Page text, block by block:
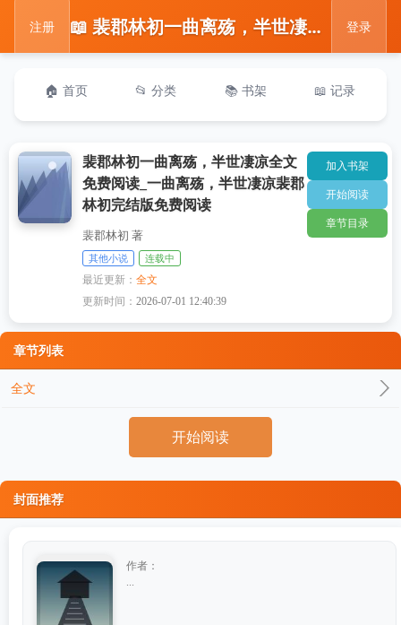
注册 📖 裴郡林初一曲离殇，半世凄凉全文免费阅读_一曲离殇，半世凄凉裴郡林初完结版免费阅读 登录
🏠 首页 📂 分类 📚 书架 📖 记录
裴郡林初一曲离殇，半世凄凉全文
免费阅读_一曲离殇，半世凄凉裴郡
林初完结版免费阅读
裴郡林初 著
其他小说 连载中
最近更新：全文
更新时间：2026-07-01 12:40:39
加入书架
开始阅读
章节目录
章节列表
全文
开始阅读
封面推荐
作者：